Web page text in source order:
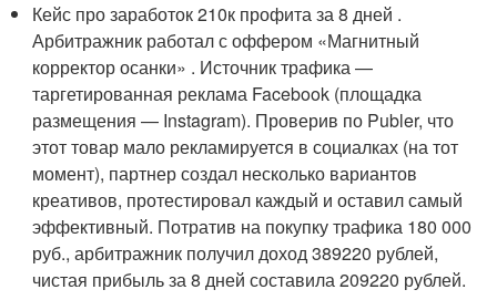
Кейс про заработок 210к профита за 8 дней .
Арбитражник работал с оффером «Магнитный
корректор осанки» . Источник трафика —
таргетированная реклама Facebook (площадка
размещения — Instagram). Проверив по Publer, что
этот товар мало рекламируется в социалках (на тот
момент), партнер создал несколько вариантов
креативов, протестировал каждый и оставил самый
эффективный. Потратив на покупку трафика 180 000
руб., арбитражник получил доход 389220 рублей,
чистая прибыль за 8 дней составила 209220 рублей.